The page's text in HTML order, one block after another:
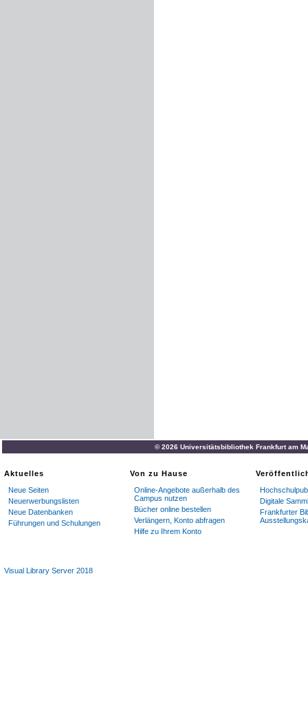
© 2026 Universitätsbibliothek Frankfurt am
Aktuelles
Neue Seiten
Neuerwerbungslisten
Neue Datenbanken
Führungen und Schulungen
Von zu Hause
Online-Angebote außerhalb des
Campus nutzen
Bücher online bestellen
Verlängern, Konto abfragen
Hilfe zu Ihrem Konto
Digitale
Frankfurter
Visual Library Server 2018